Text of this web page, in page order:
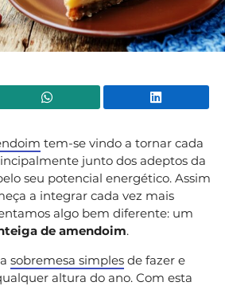
WhatsApp
tem-se vindo a tornar cada
junto dos adeptos da
seu potencial energético. Assim
a integrar cada vez mais
algo bem diferente: um
de amendoim.
sobremesa simples de fazer e
altura do ano. Com esta